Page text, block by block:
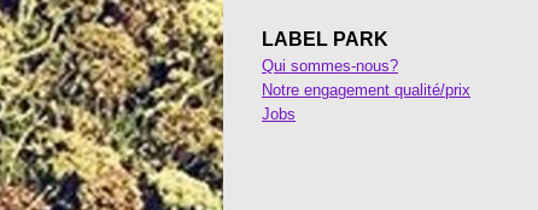
LABEL PARK
Qui sommes-nous?
Notre engagement qualité/prix
Jobs